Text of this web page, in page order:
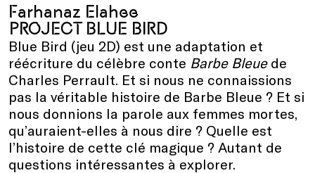
Farhanaz Elahee
PROJECT BLUE BIRD
Blue Bird (jeu 2D) est une adaptation et
réécriture du célèbre conte Barbe Bleuede
Charles Perrault. Et si nous ne connaissions
pas la véritable histoire de Barbe Bleue ? Et si
nous donnions la parole aux femmes mortes,
qu’auraient-elles à nous dire ? Quelle est
l’histoire de cette clé magique ? Autant de
questions intéressantes à explorer.